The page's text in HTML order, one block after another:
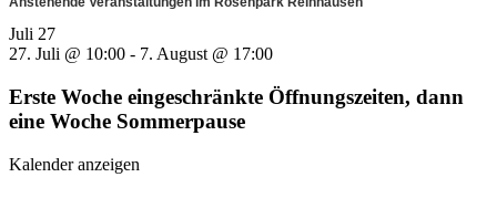
Juli 27
27. Juli @ 10:00 - 7. August @ 17:00
Erste Woche eingeschränkte Öffnungszeiten, dann
eine Woche Sommerpause
Kalender anzeigen